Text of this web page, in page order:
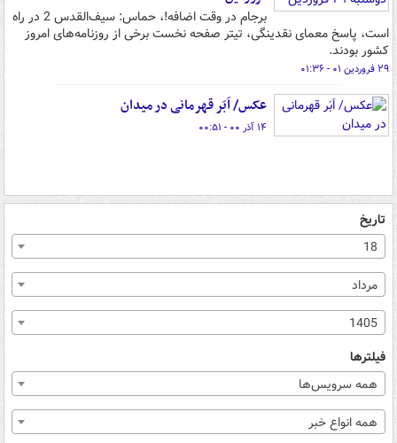
برجام در وقت اضافه!، حماس: سیف‌القدس 2 در راه
است، پاسخ معمای نقدینگی، تیتر صفحه نخست برخی از روزنامه‌های امروز
کشور بودند.
۲۹ فروردین ۰۱ - ۰۱:۳۶
عکس/ اَبَر قهرمانی در میدان
۱۴ آذر ۰۰ - ۰۰:۵۱
تاریخ
18
مرداد
1405
فیلترها
همه سرویس‌ها
همه انواع خبر